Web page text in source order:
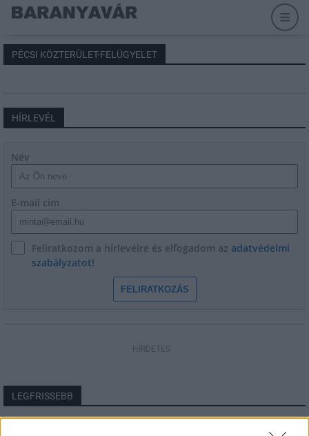
PÉCSI KÖZTERÜLET-FELÜGYELET
HÍRLEVÉL
Név
E-mail cím
Feliratkozom a hírlevélre és elfogadom az adatvédelmi
szabályzatot!
FELIRATKOZÁS
HÍRDETÉS
LEGFRISSEBB